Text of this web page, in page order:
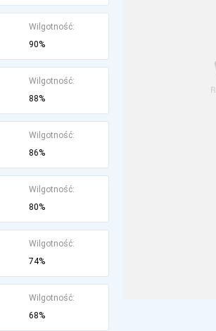
Wilgotność:
90%
Wilgotność:
88%
Wilgotność:
86%
Wilgotność:
80%
Wilgotność:
74%
Wilgotność:
68%